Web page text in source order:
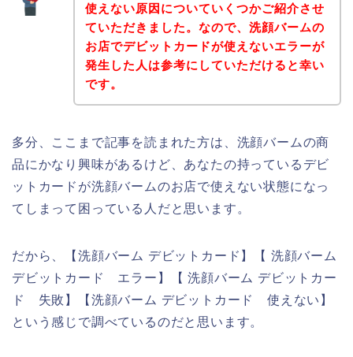
使えない原因についていくつかご紹介させ
ていただきました。なので、洗顔バームの
お店でデビットカードが使えないエラーが
発生した人は参考にしていただけると幸い
です。
多分、ここまで記事を読まれた方は、洗顔バームの商
品にかなり興味があるけど、あなたの持っているデビ
ットカードが洗顔バームのお店で使えない状態になっ
てしまって困っている人だと思います。
だから、【洗顔バーム デビットカード】【 洗顔バーム
デビットカード エラー】【 洗顔バーム デビットカー
ド 失敗】【洗顔バーム デビットカード 使えない】
という感じで調べているのだと思います。